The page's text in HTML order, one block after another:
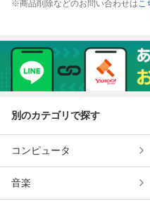
※商品削除などのお問い合わせはこ
別のカテゴリで探す
コンピュータ
音楽